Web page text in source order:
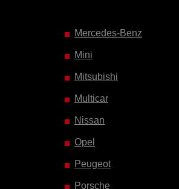
Mercedes-Benz
Mini
Mitsubishi
Multicar
Nissan
Opel
Peugeot
Porsche